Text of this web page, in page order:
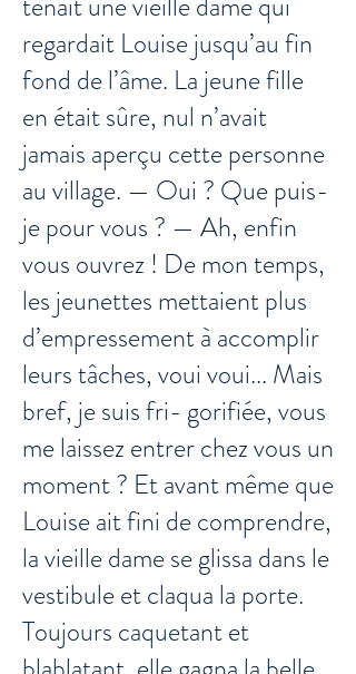
regardait Louise jusqu’au fin
fond de l’âme. La jeune fille
en était sûre, nul n’avait
jamais aperçu cette personne
au village. — Oui ? Que puis-
je pour vous ? — Ah, enfin
vous ouvrez ! De mon temps,
les jeunettes mettaient plus
d’empressement à accomplir
leurs tâches, voui voui... Mais
bref, je suis fri- gorifiée, vous
me laissez entrer chez vous un
moment ? Et avant même que
Louise ait fini de comprendre,
la vieille dame se glissa dans le
vestibule et claqua la porte.
Toujours caquetant et